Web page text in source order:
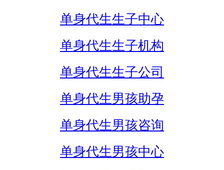
单身代生生子中心
单身代生生子机构
单身代生生子公司
单身代生男孩助孕
单身代生男孩咨询
单身代生男孩中心